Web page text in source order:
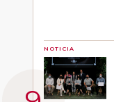
NOTICIA